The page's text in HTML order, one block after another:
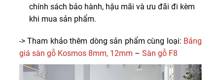
chính sách bảo hành, hậu mãi và ưu đãi đi kèm
khi mua sản phẩm.
-> Tham khảo thêm dòng sản phẩm cùng loại: Bảng
giá sàn gỗ Kosmos 8mm, 12mm – Sàn gỗ F8